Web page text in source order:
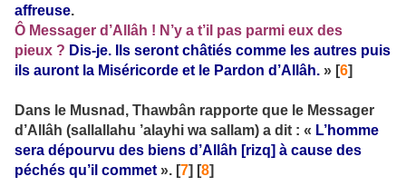
affreuse.
Ô Messager d’Allâh ! N’y a t’il pas parmi eux des
pieux ? Dis-je. Ils seront châtiés comme les autres puis
ils auront la Miséricorde et le Pardon d’Allâh. » [6]
Dans le Musnad, Thawbân rapporte que le Messager
d’Allâh (sallallahu ’alayhi wa sallam) a dit : « L’homme
sera dépourvu des biens d’Allâh [rizq] à cause des
péchés qu’il commet ». [7] [8]